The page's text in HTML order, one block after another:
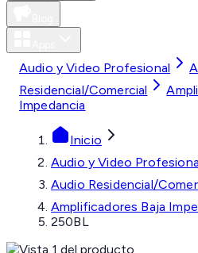
Audio y Video Profesional
Residencial/Comercial
Impedancia
Inicio
Audio y Video
Audio Residencial/
Amplificadores Baja
250BL